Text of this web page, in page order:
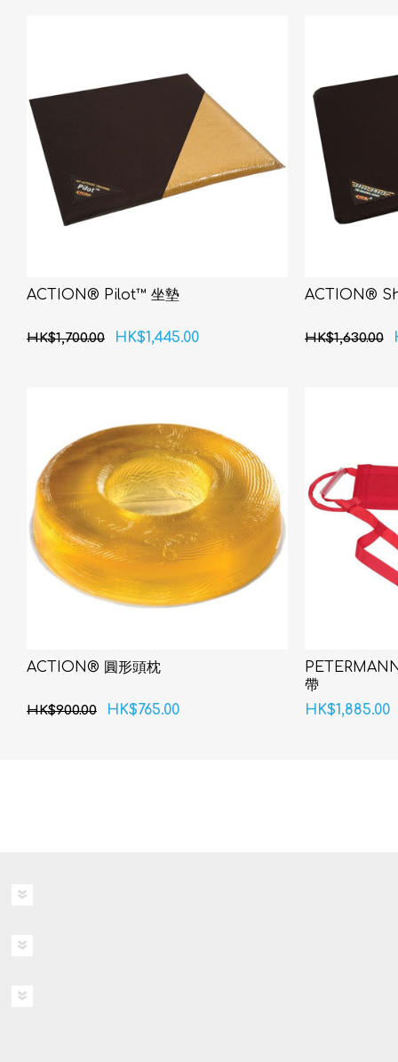
ACTION® Pilot™ 坐墊
HK$1,700.00 HK$1,445.00
ACTION®
HK$1,630.00
ACTION® 圓形頭枕
HK$900.00 HK$765.00
帶
HK$1,885.00